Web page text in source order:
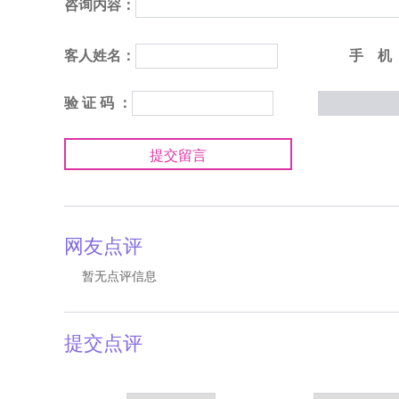
咨询内容：
客人姓名： 手 机
验 证 码 ：
提交留言
网友点评
暂无点评信息
提交点评